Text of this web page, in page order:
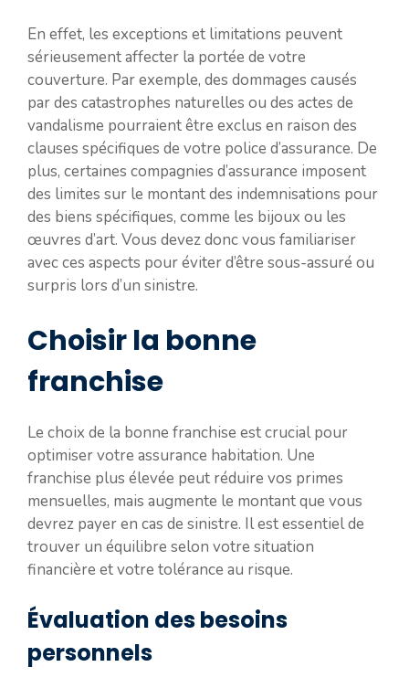
En effet, les exceptions et limitations peuvent
sérieusement affecter la portée de votre
couverture. Par exemple, des dommages causés
par des catastrophes naturelles ou des actes de
vandalisme pourraient être exclus en raison des
clauses spécifiques de votre police d’assurance. De
plus, certaines compagnies d’assurance imposent
des limites sur le montant des indemnisations pour
des biens spécifiques, comme les bijoux ou les
œuvres d’art. Vous devez donc vous familiariser
avec ces aspects pour éviter d’être sous-assuré ou
surpris lors d’un sinistre.
Choisir la bonne
franchise
Le choix de la bonne franchise est crucial pour
optimiser votre assurance habitation. Une
franchise plus élevée peut réduire vos primes
mensuelles, mais augmente le montant que vous
devrez payer en cas de sinistre. Il est essentiel de
trouver un équilibre selon votre situation
financière et votre tolérance au risque.
Évaluation des besoins
personnels